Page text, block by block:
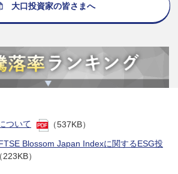
大口投資家の皆さまへ
ついて
（537KB）
Blossom Japan Indexに関するESG投
（223KB）